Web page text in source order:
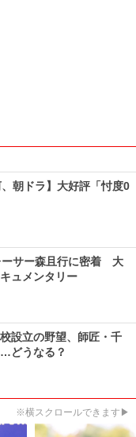
、朝ドラ】大好評「忖度0
ーサー森且行に密着 大
ュメンタリー
設立の野望、師匠・千
どうなる？
※横スクロールできます▶